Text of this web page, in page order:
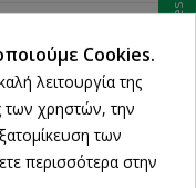
την αίσθηση
υψηλής
Cookies.
λειτουργία της
των χρηστών, την
των
περισσότερα στην